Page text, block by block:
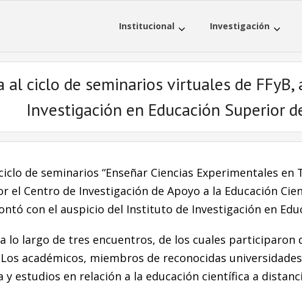
Institucional Investigación
al ciclo de seminarios virtuales de
Investigación en Educación Superior
de seminarios “Enseñar Ciencias Experimentales
el Centro de Investigación de Apoyo a la Educación
con el auspicio del Instituto de Investigación en
lo largo de tres encuentros, de los cuales participaron
académicos, miembros de reconocidas
estudios en relación a la educación científica a